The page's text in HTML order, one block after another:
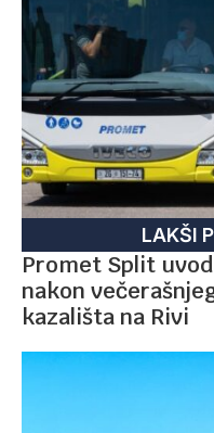
LAKŠI
Promet Split
nakon
kazališta na Rivi